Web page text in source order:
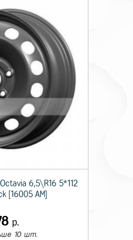
6,5\R16 5*112
[16005 AM]
р.
10 шт.